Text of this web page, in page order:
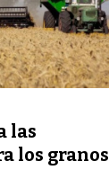
las
los granos